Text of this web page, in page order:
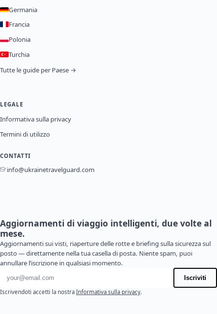
Germania
Francia
Polonia
Turchia
Tutte le guide per Paese →
LEGALE
Informativa sulla privacy
Termini di utilizzo
CONTATTI
info@ukrainetravelguard.com
Aggiornamenti di viaggio intelligenti, due volte al
mese.
Aggiornamenti sui visti, riaperture delle rotte e briefing sulla sicurezza sul
posto — direttamente nella tua casella di posta. Niente spam, puoi
annullare l’iscrizione in qualsiasi momento.
Indirizzo email
Iscriviti
Iscrivendoti accetti la nostra Informativa sulla privacy.